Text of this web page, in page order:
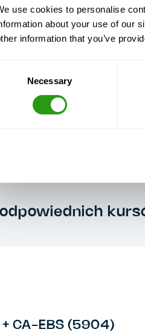
use cookies to personalise
about your use of our
information that you’ve
Necessary
+ CA-EBS (5904)